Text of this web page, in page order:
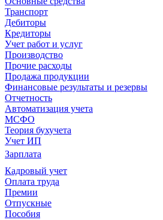
Транспорт
Дебиторы
Кредиторы
Учет работ и услуг
Производство
Прочие расходы
Продажа продукции
Финансовые результаты и резервы
Отчетность
Автоматизация учета
МСФО
Теория бухучета
Учет ИП
Зарплата
Кадровый учет
Оплата труда
Премии
Отпускные
Пособия